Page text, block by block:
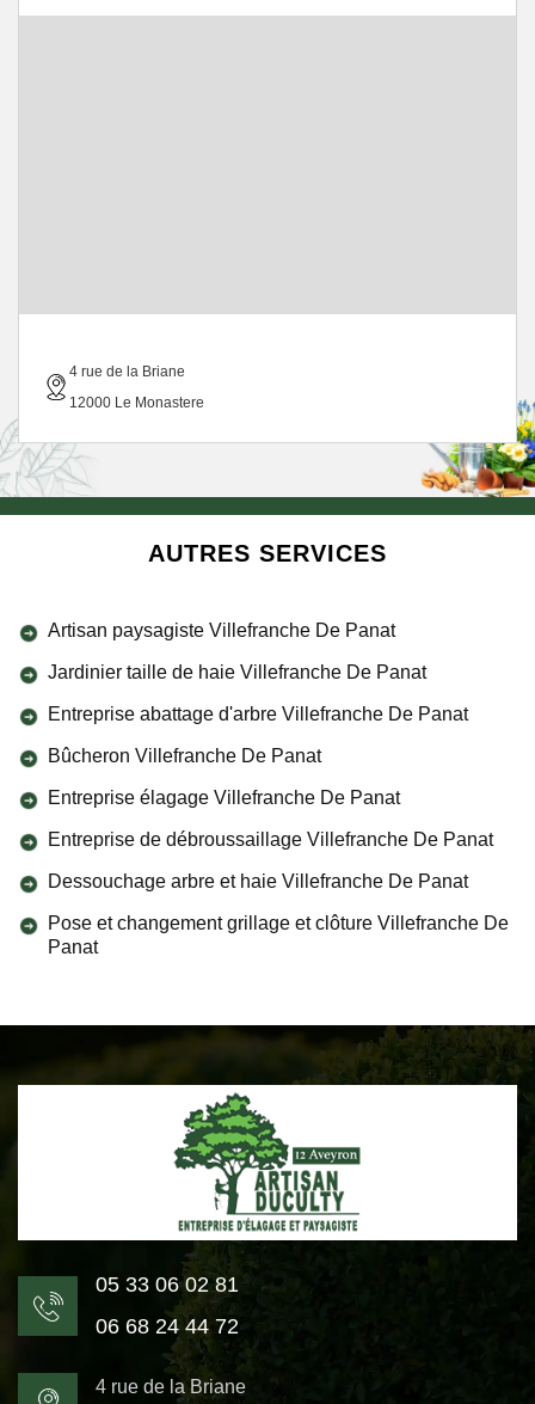
4 rue de la Briane
12000 Le Monastere
AUTRES SERVICES
Artisan paysagiste Villefranche De Panat
Jardinier taille de haie Villefranche De Panat
Entreprise abattage d'arbre Villefranche De Panat
Bûcheron Villefranche De Panat
Entreprise élagage Villefranche De Panat
Entreprise de débroussaillage Villefranche De Panat
Dessouchage arbre et haie Villefranche De Panat
Pose et changement grillage et clôture Villefranche De
Panat
05 33 06 02 81
06 68 24 44 72
4 rue de la Briane